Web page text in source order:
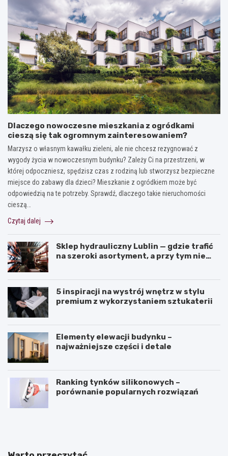
Dlaczego nowoczesne mieszkania z ogródkami
cieszą się tak ogromnym zainteresowaniem?
Marzysz o własnym kawałku zieleni, ale nie chcesz rezygnować z
wygody życia w nowoczesnym budynku? Zależy Ci na przestrzeni, w
której odpoczniesz, spędzisz czas z rodziną lub stworzysz bezpieczne
miejsce do zabawy dla dzieci? Mieszkanie z ogródkiem może być
odpowiedzią na te potrzeby. Sprawdź, dlaczego takie nieruchomości
cieszą…
Czytaj dalej
Sklep hydrauliczny Lublin — gdzie trafić
na szeroki asortyment, a przy tym nie
5 inspiracji na wystrój wnętrz w stylu
premium z wykorzystaniem sztukaterii
Elementy elewacji budynku –
najważniejsze części i detale
Ranking tynków silikonowych –
porównanie popularnych rozwiązań
J
K